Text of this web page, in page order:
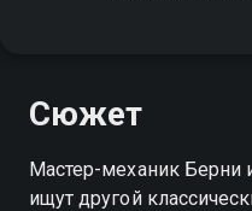
Сюжет
Мастер-механик Берни
ищут другой